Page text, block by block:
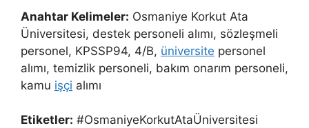
Anahtar Kelimeler: Osmaniye Korkut Ata
Üniversitesi, destek personeli alımı, sözleşmeli
personel, KPSSP94, 4/B, üniversite personel
alımı, temizlik personeli, bakım onarım personeli,
kamu işçi alımı
Etiketler: #OsmaniyeKorkutAtaÜniversitesi